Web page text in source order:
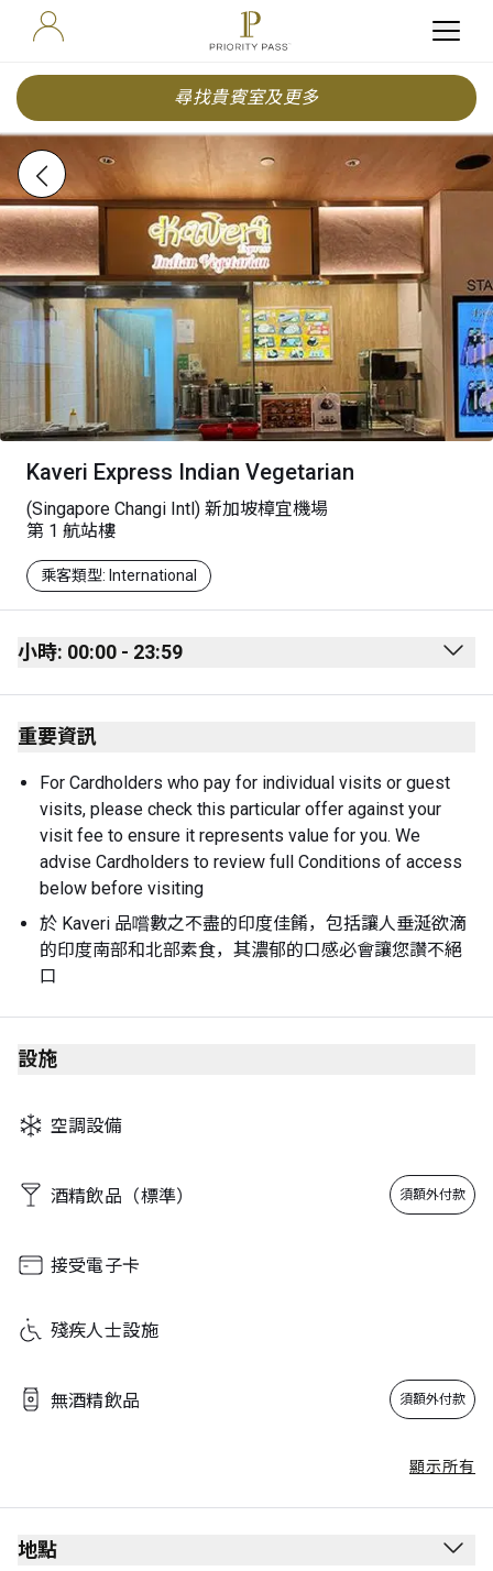
尋找貴賓室及更多
Kaveri Express Indian Vegetarian
(Singapore Changi Intl) 新加坡樟宜機場
第 1 航站樓
乘客類型: International
小時: 00:00 - 23:59
Monday 00:00 - 23:59
Tuesday
Wednesday 00:00 - 23:59
Thursday 00:00 - 23:59
Friday 00:00 - 23:59
Saturday
重要資訊
For Cardholders who pay for individual visits or guest
visits, please check this particular offer against your
visit fee to ensure it represents value for you. We
advise Cardholders to review full Conditions of access
below before visiting
於 Kaveri 品嚐數之不盡的印度佳餚，包括讓人垂涎欲滴
的印度南部和北部素食，其濃郁的口感必會讓您讚不絕
口
設施
空調設備
酒精飲品（標準） 須額外付款
接受電子卡
殘疾人士設施
無酒精飲品 須額外付款
顯示所有
地點